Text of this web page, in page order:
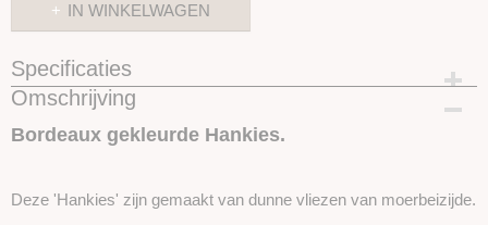
IN WINKELWAGEN
Specificaties
Productcode
Omschrijving
Bordeaux gekleurde Hankies.
Deze 'Hankies' zijn gemaakt van dunne vliezen van moerbeizijde.